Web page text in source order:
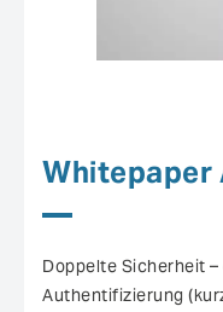
Whitepaper
Doppelte Sicherheit
Authentifizierung